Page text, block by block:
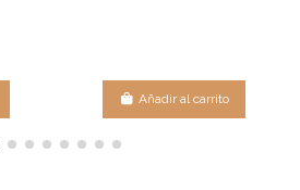
Añadir al carrito